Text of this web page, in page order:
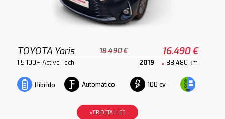
TOYOTA Yaris 18.490 € 16.490 €
1.5 100H Active Tech 2019 88.480 km
Híbrido Automático 100 cv
VER DETALLES